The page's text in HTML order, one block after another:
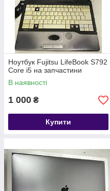
Ноутбук Fujitsu LifeBook S792
Core i5 на запчастини
В наявності
1 000 ₴
Купити